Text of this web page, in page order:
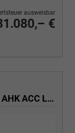
€
ausweisbar
1.5 eTSI 110 kW Kombi ST DSG AHK ACC LED